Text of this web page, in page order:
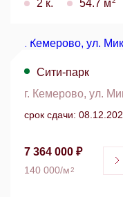
2 к. 54.7 м
Сити-парк
г. Кемерово, ул.
срок сдачи:
7 364 000 ₽
140 000/м2